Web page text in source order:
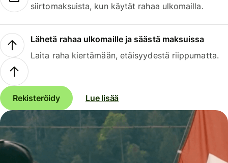
siirtomaksuista, kun käytät rahaa ulkomailla.
Lähetä rahaa ulkomaille ja säästä maksuissa
Laita raha kiertämään, etäisyydestä riippumatta.
Rekisteröidy Lue lisää